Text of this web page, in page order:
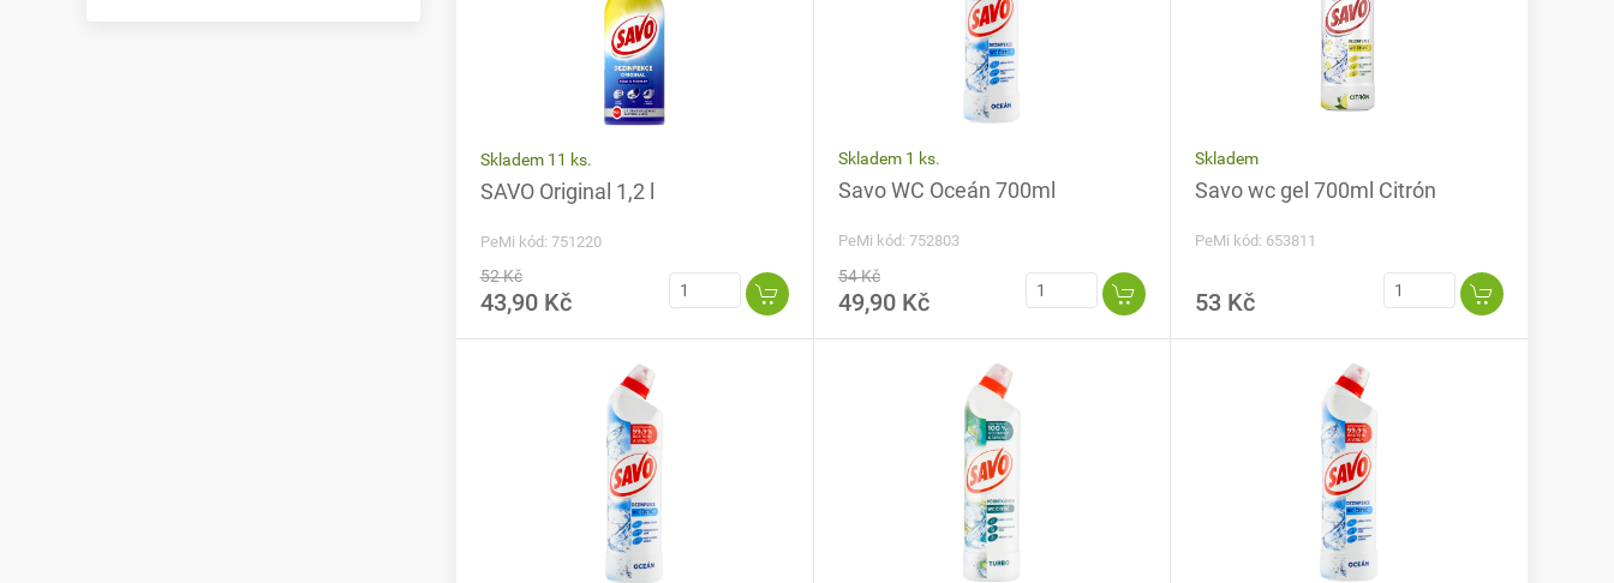
Skladem 11 ks.
SAVO Original 1,2 l
PeMi kód: 751220
52 Kč
43,90 Kč
Skladem 1 ks.
Savo WC Oceán 700ml
PeMi kód: 752803
54 Kč
49,90 Kč
Skladem
Savo wc gel 700ml Citrón
PeMi kód: 653811
53 Kč